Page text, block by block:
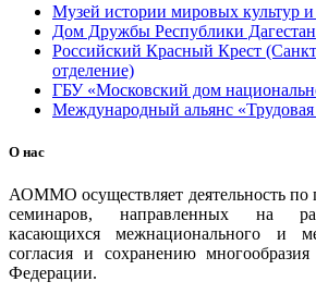
Музей истории мировых культур
Дом Дружбы Республики Дагестан
Российский Красный Крест
отделение)
ГБУ «Московский дом
Международный альянс
О нас
АОММО осуществляет деятельность по
семинаров, направленных на
касающихся межнационального и
согласия и сохранению
Федерации.